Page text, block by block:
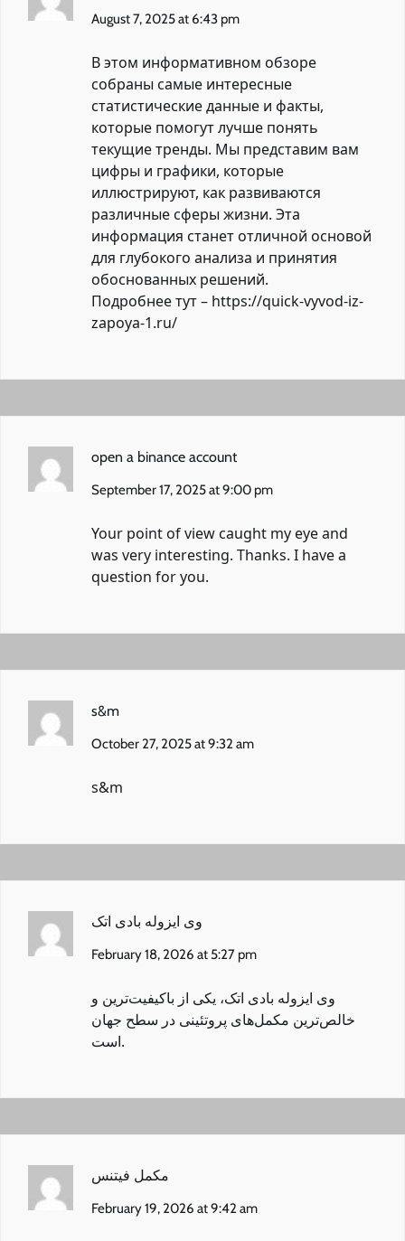
August 7, 2025 at 6:43 pm
В этом информативном обзоре
собраны самые интересные
статистические данные и факты,
которые помогут лучше понять
текущие тренды. Мы представим вам
цифры и графики, которые
иллюстрируют, как развиваются
различные сферы жизни. Эта
информация станет отличной основой
для глубокого анализа и принятия
обоснованных решений.
Подробнее тут – https://quick-vyvod-iz-
zapoya-1.ru/
open a binance account
September 17, 2025 at 9:00 pm
Your point of view caught my eye and
was very interesting. Thanks. I have a
question for you.
s&m
October 27, 2025 at 9:32 am
s&m
وی ایزوله بادی اتک
February 18, 2026 at 5:27 pm
وی ایزوله بادی اتک، یکی از باکیفیت‌ترین و
خالص‌ترین مکمل‌های پروتئینی در سطح جهان
است.
مکمل فیتنس
February 19, 2026 at 9:42 am